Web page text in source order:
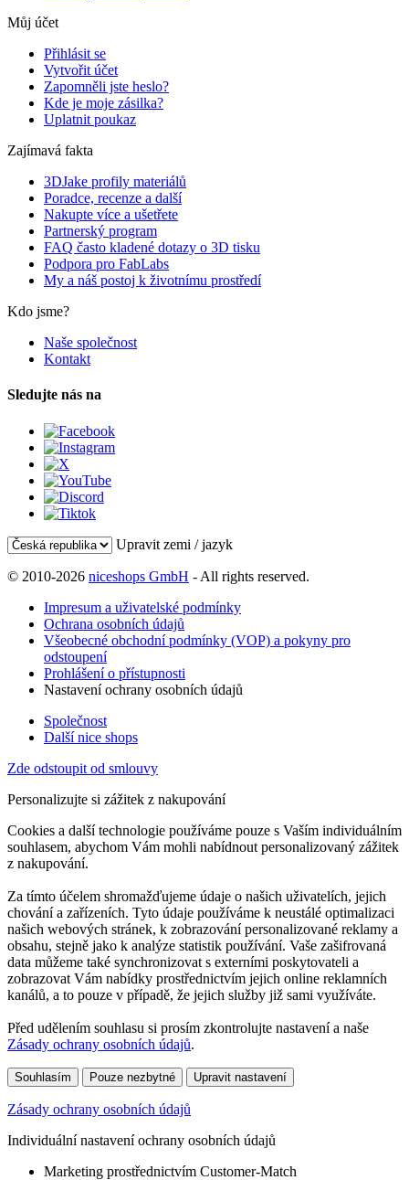
Můj účet
Přihlásit se
Vytvořit účet
Zapomněli jste heslo?
Kde je moje zásilka?
Uplatnit poukaz
Zajímavá fakta
3DJake profily materiálů
Poradce, recenze a další
Nakupte více a ušetřete
Partnerský program
FAQ často kladené dotazy o 3D tisku
Podpora pro FabLabs
My a náš postoj k životnímu prostředí
Kdo jsme?
Naše společnost
Kontakt
Sledujte nás na
Upravit zemi / jazyk
© 2010-2026 niceshops GmbH - All rights reserved.
Impresum a uživatelské podmínky
Ochrana osobních údajů
Všeobecné obchodní podmínky (VOP) a pokyny pro
odstoupení
Prohlášení o přístupnosti
Nastavení ochrany osobních údajů
Společnost
Další nice shops
Zde odstoupit od smlouvy
Personalizujte si zážitek z nakupování
Cookies a další technologie používáme pouze s Vaším individuálním
souhlasem, abychom Vám mohli nabídnout personalizovaný zážitek
z nakupování.
Za tímto účelem shromažďujeme údaje o našich uživatelích, jejich
chování a zařízeních. Tyto údaje používáme k neustálé optimalizaci
našich webových stránek, k zobrazování personalizované reklamy a
obsahu, stejně jako k analýze statistik používání. Vaše zašifrovaná
data můžeme také synchronizovat s externími poskytovateli a
zobrazovat Vám nabídky prostřednictvím jejich online reklamních
kanálů, a to pouze v případě, že jejich služby již sami využíváte.
Před udělením souhlasu si prosím zkontrolujte nastavení a naše
Zásady ochrany osobních údajů.
Souhlasím Pouze nezbytné Upravit nastavení
Zásady ochrany osobních údajů
Individuální nastavení ochrany osobních údajů
Marketing prostřednictvím Customer-Match